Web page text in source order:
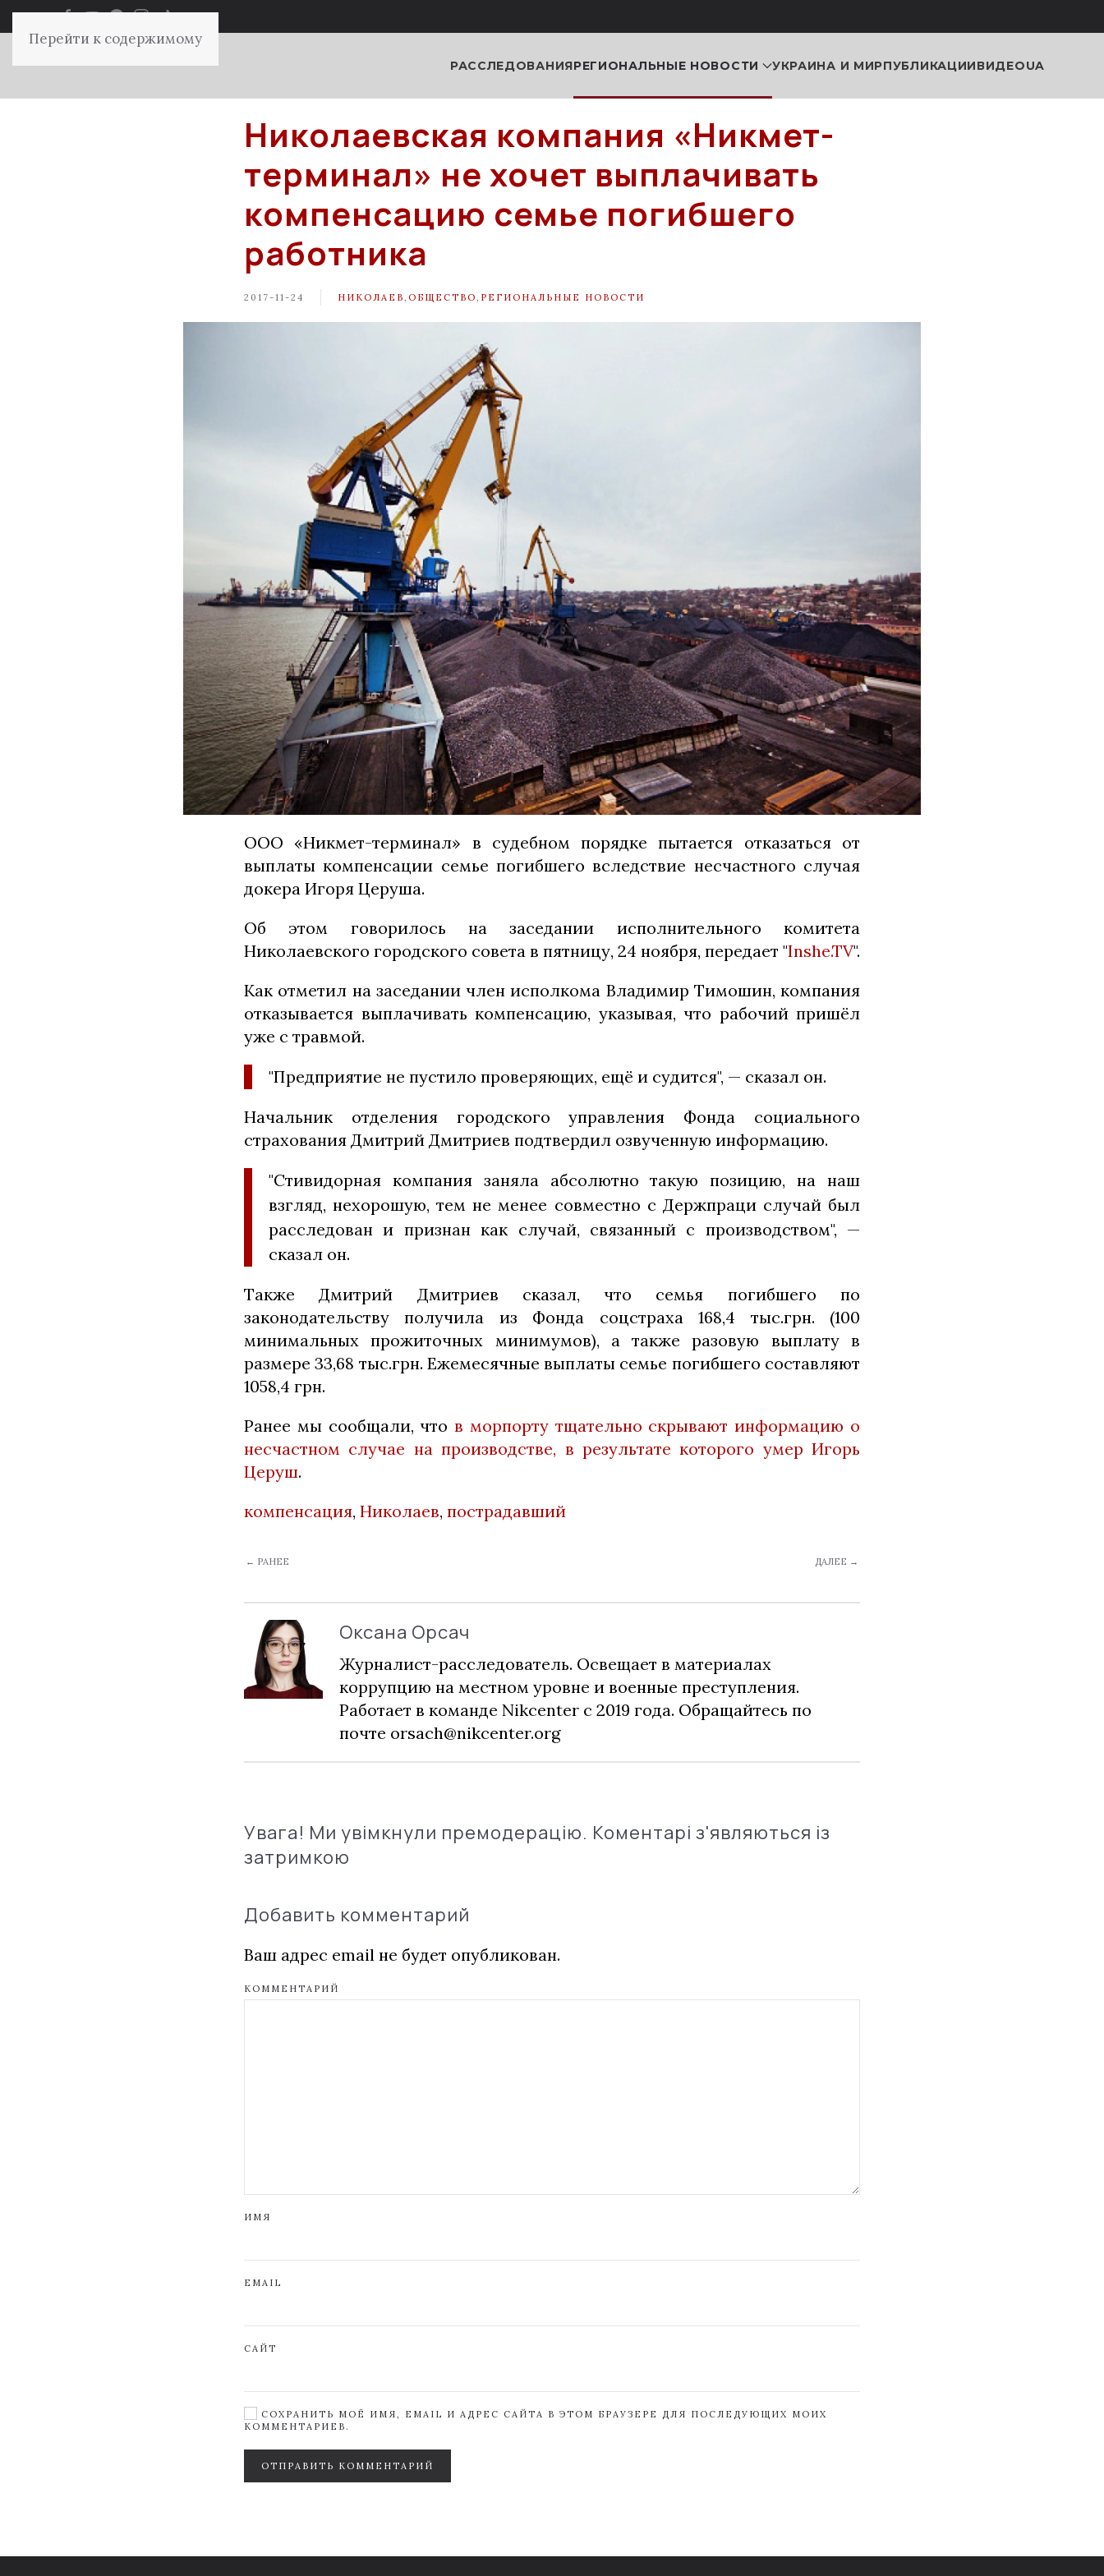
Перейти к содержимому
РАССЛЕДОВАНИЯРЕГИОНАЛЬНЫЕ НОВОСТИ УКРАИНА И МИРПУБЛИКАЦИИВИДЕОUA
Николаевская компания «Никмет-
терминал» не хочет выплачивать
компенсацию семье погибшего
работника
2017-11-24 НИКОЛАЕВ ОБЩЕСТВО РЕГИОНАЛЬНЫЕ НОВОСТИ
ООО «Никмет-терминал» в судебном порядке пытается отказаться от
выплаты компенсации семье погибшего вследствие несчастного случая
докера Игоря Церуша.
Об этом говорилось на заседании исполнительного комитета
Николаевского городского совета в пятницу, 24 ноября, передает "Inshe.TV".
Как отметил на заседании член исполкома Владимир Тимошин, компания
отказывается выплачивать компенсацию, указывая, что рабочий пришёл
уже с травмой.
"Предприятие не пустило проверяющих, ещё и судится", — сказал он.
Начальник отделения городского управления Фонда социального
страхования Дмитрий Дмитриев подтвердил озвученную информацию.
"Стивидорная компания заняла абсолютно такую позицию, на наш
взгляд, нехорошую, тем не менее совместно с Держпраци случай был
расследован и признан как случай, связанный с производством", —
сказал он.
Также Дмитрий Дмитриев сказал, что семья погибшего по
законодательству получила из Фонда соцстраха 168,4 тыс.грн. (100
минимальных прожиточных минимумов), а также разовую выплату в
размере 33,68 тыс.грн. Ежемесячные выплаты семье погибшего составляют
1058,4 грн.
Ранее мы сообщали, чтов морпорту тщательно скрывают информацию о
несчастном случае на производстве, в результате которого умер Игорь
Церуш.
компенсация, Николаев, пострадавший
← РАНЕЕ ДАЛЕЕ →
Оксана Орсач
Журналист-расследователь. Освещает в материалах
коррупцию на местном уровне и военные преступления.
Работает в команде Nikcenter с 2019 года. Обращайтесь по
почте orsach@nikcenter.org
Увага! Ми увімкнули премодерацію. Коментарі з'являються із
затримкою
Добавить комментарий
Ваш адрес email не будет опубликован.
КОММЕНТАРИЙ
ИМЯ
EMAIL
САЙТ
СОХРАНИТЬ МОЁ ИМЯ, EMAIL И АДРЕС САЙТА В ЭТОМ БРАУЗЕРЕ ДЛЯ ПОСЛЕДУЮЩИХ МОИХ
КОММЕНТАРИЕВ.
ОТПРАВИТЬ КОММЕНТАРИЙ